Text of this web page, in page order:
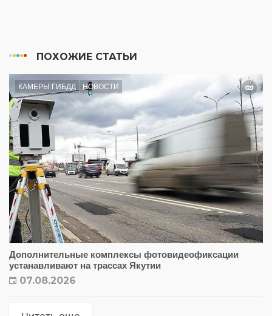
ПОХОЖИЕ СТАТЬИ
КАМЕРЫ ГИБДД НОВОСТИ
Дополнительные комплексы фотовидеофиксации
устанавливают на трассах Якутии
07.08.2026